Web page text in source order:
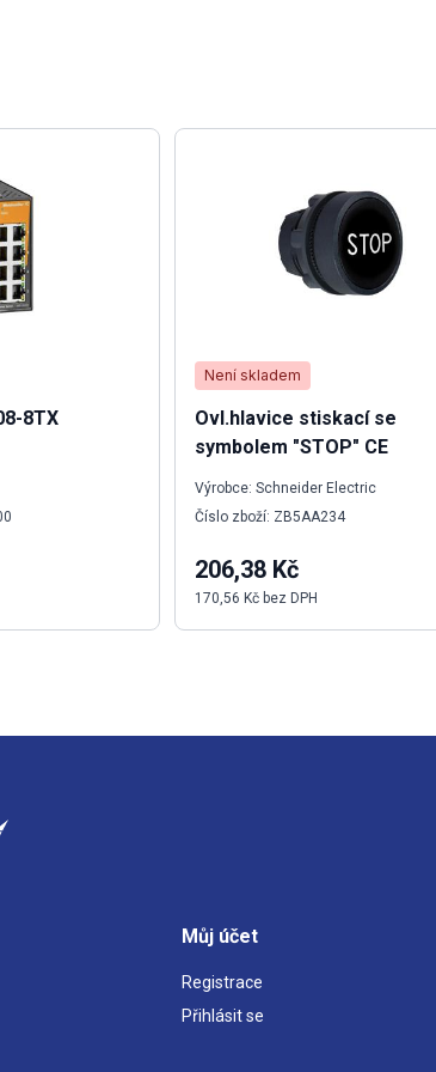
8TX
Není skladem
Ovl.hlavice stiskací se
symbolem "STOP" CE
Výrobce: Schneider Electric
Číslo zboží: ZB5AA234
206,38 Kč
170,56 Kč bez DPH
Můj účet
Registrace
Přihlásit se